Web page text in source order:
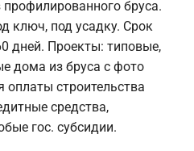
бруса.
ключ, под усадку. Срок
дней. Проекты: типовые,
дома из бруса с фото
оплаты строительства
средства,
гос. субсидии.